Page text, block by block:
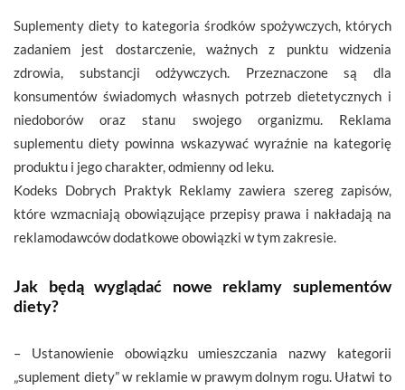
Suplementy diety to kategoria środków spożywczych, których
zadaniem jest dostarczenie, ważnych z punktu widzenia
zdrowia, substancji odżywczych. Przeznaczone są dla
konsumentów świadomych własnych potrzeb dietetycznych i
niedoborów oraz stanu swojego organizmu. Reklama
suplementu diety powinna wskazywać wyraźnie na kategorię
produktu i jego charakter, odmienny od leku.
Kodeks Dobrych Praktyk Reklamy zawiera szereg zapisów,
które wzmacniają obowiązujące przepisy prawa i nakładają na
reklamodawców dodatkowe obowiązki w tym zakresie.
Jak będą wyglądać nowe reklamy suplementów
diety?
– Ustanowienie obowiązku umieszczania nazwy kategorii
„suplement diety” w reklamie w prawym dolnym rogu. Ułatwi to